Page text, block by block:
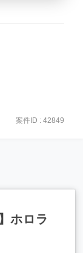
案件ID : 42849
ホロラ